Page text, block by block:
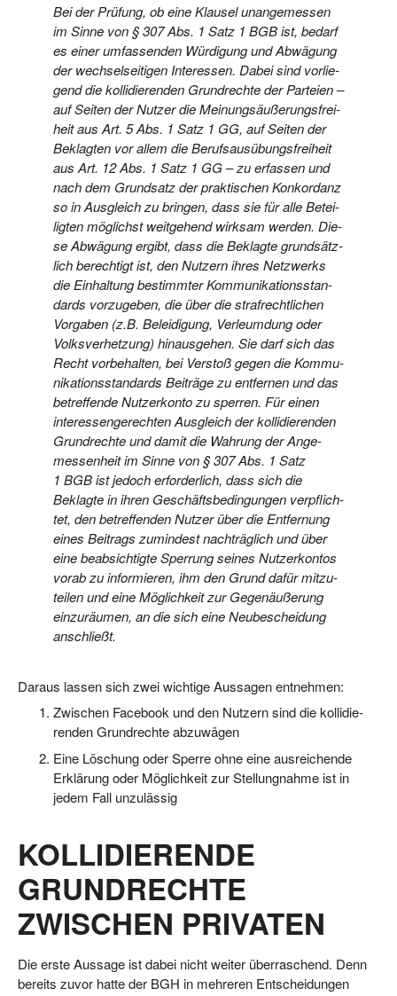
Bei der Prü­fung, ob eine Klau­sel unan­ge­mes­sen
im Sin­ne von § 307 Abs. 1 Satz 1 BGB ist, bedarf
es einer umfas­sen­den Wür­di­gung und Abwä­gung
der wech­sel­sei­ti­gen Inter­es­sen. Dabei sind vor­lie­
gend die kol­li­die­ren­den Grund­rech­te der Par­tei­en –
auf Sei­ten der Nut­zer die Mei­nungs­äu­ße­rungs­frei­
heit aus Art. 5 Abs. 1 Satz 1 GG, auf Sei­ten der
Beklag­ten vor allem die Berufs­aus­übungs­frei­heit
aus Art. 12 Abs. 1 Satz 1 GG – zu erfas­sen und
nach dem Grund­satz der prak­ti­schen Kon­kor­danz
so in Aus­gleich zu brin­gen, dass sie für alle Betei­
lig­ten mög­lichst weit­ge­hend wirk­sam wer­den. Die­
se Abwä­gung ergibt, dass die Beklag­te grund­sätz­
lich berech­tigt ist, den Nut­zern ihres Netz­werks
die Ein­hal­tung bestimm­ter Kom­mu­ni­ka­ti­ons­stan­
dards vor­zu­ge­ben, die über die straf­recht­li­chen
Vor­ga­ben (z.B. Belei­di­gung, Ver­leum­dung oder
Volks­ver­het­zung) hin­aus­ge­hen. Sie darf sich das
Recht vor­be­hal­ten, bei Ver­stoß gegen die Kom­mu­
ni­ka­ti­ons­stan­dards Bei­trä­ge zu ent­fer­nen und das
betref­fen­de Nut­zer­kon­to zu sper­ren. Für einen
inter­es­sen­ge­rech­ten Aus­gleich der kol­li­die­ren­den
Grund­rech­te und damit die Wah­rung der Ange­
mes­sen­heit im Sin­ne von § 307 Abs. 1 Satz
1 BGB ist jedoch erfor­der­lich, dass sich die
Beklag­te in ihren Geschäfts­be­din­gun­gen ver­pflich­
tet, den betref­fen­den Nut­zer über die Ent­fer­nung
eines Bei­trags zumin­dest nach­träg­lich und über
eine beab­sich­tig­te Sper­rung sei­nes Nut­zer­kon­tos
vor­ab zu infor­mie­ren, ihm den Grund dafür mit­zu­
tei­len und eine Mög­lich­keit zur Gegen­äu­ße­rung
ein­zu­räu­men, an die sich eine Neu­be­schei­dung
anschließt.
Dar­aus las­sen sich zwei wich­ti­ge Aus­sa­gen entnehmen:
Zwi­schen Face­book und den Nut­zern sind die kol­li­die­
ren­den Grund­rech­te abzuwägen
Eine Löschung oder Sper­re ohne eine aus­rei­chen­de
Erklä­rung oder Mög­lich­keit zur Stel­lung­nah­me ist in
jedem Fall unzulässig
KOLLIDIERENDE
GRUNDRECHTE
ZWISCHEN PRIVATEN
Die ers­te Aus­sa­ge ist dabei nicht wei­ter über­ra­schend. Denn
bereits zuvor hat­te der BGH in meh­re­ren Ent­schei­dun­gen